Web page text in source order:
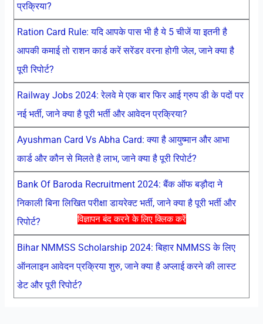
विज्ञापन बंद करने के लिए क्लिक करें
प्रक्रिया?
Ration Card Rule: यदि आपके पास भी है ये 5 चीजें या इतनी है
आपकी कमाई तो राशन कार्ड करें सरेंडर वरना होगी जेल, जाने क्या है
पूरी रिपोर्ट?
Railway Jobs 2024: रेलवे मे एक बार फिर आई ग्रुप डी के पदों पर
नई भर्ती, जाने क्या है पूरी भर्ती और आवेदन प्रक्रिया?
Ayushman Card Vs Abha Card: क्या है आयुष्मान और आभा
कार्ड और कौन से मिलते है लाभ, जाने क्या है पूरी रिपोर्ट?
Bank Of Baroda Recruitment 2024: बैंक ऑफ बड़ौदा ने
निकाली बिना लिखित परीक्षा डायरेक्ट भर्ती, जाने क्या है पूरी भर्ती और
रिपोर्ट?
Bihar NMMSS Scholarship 2024: बिहार NMMSS के लिए
ऑनलाइन आवेदन प्रक्रिया शुरु, जाने क्या है अप्लाई करने की लास्ट
डेट और पूरी रिपोर्ट?